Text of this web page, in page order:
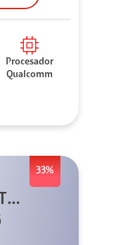
Procesador
Qualcomm
33%